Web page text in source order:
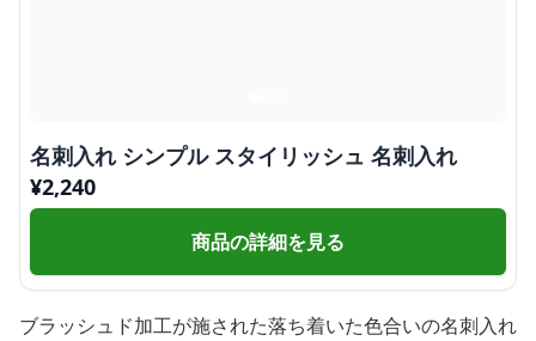
名刺入れ シンプル スタイリッシュ 名刺入れ
¥2,240
商品の詳細を見る
ブラッシュド加工が施された落ち着いた色合いの名刺入れ